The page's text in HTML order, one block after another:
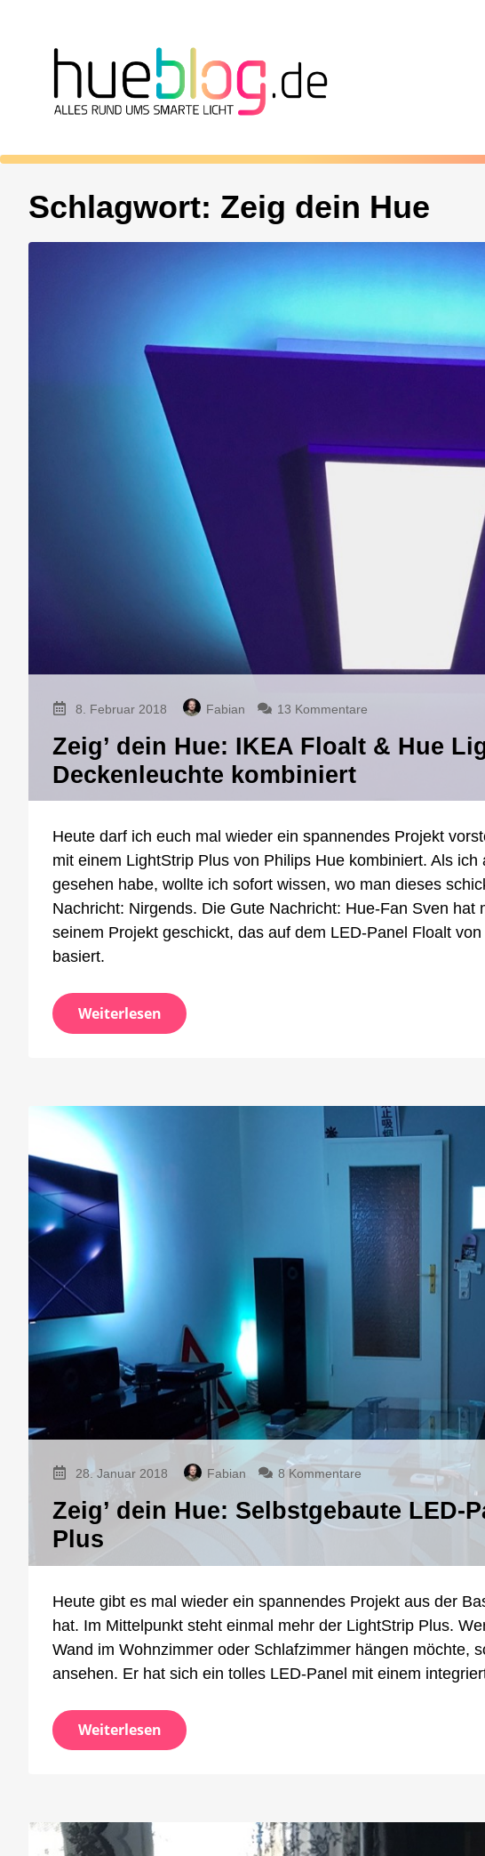
Schlagwort: Zeig dein Hue
8. Februar 2018 Fabian 13 Kommentare
dein
Floalt
Hue
LightStrips
zu
toller
Deckenleuchte
Zeig’ dein Hue: IKEA Floalt & Hue
Deckenleuchte kombiniert
Heute darf ich euch mal wieder ein spannendes Projekt
mit einem LightStrip Plus von Philips Hue kombiniert. Als
gesehen habe, wollte ich sofort wissen, wo man dieses
Nachricht: Nirgends. Die Gute Nachricht: Hue-Fan Sven
seinem Projekt geschickt, das auf dem LED-Panel Floalt
basiert.
Weiterlesen
28. Januar 2018 Fabian 8 Kommentare
dein
LED-
mit
dem
Plus
Zeig’ dein Hue: Selbstgebaute LED-
Plus
Heute gibt es mal wieder ein spannendes Projekt aus der
hat. Im Mittelpunkt steht einmal mehr der LightStrip Plus.
Wand im Wohnzimmer oder Schlafzimmer hängen möchte,
ansehen. Er hat sich ein tolles LED-Panel mit einem
Weiterlesen